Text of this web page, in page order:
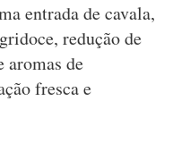
entrada de cavala,
redução de
aromas de
fresca e